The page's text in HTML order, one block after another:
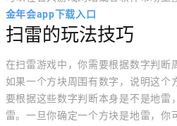
金年会app下载入口
扫雷的玩法技巧
在扫雷游戏中，你需要根据数字判断
如果一个方块周围有数字，说明这个
要根据这些数字判断本身是不是地雷
雷。一旦你确定一个方块是地雷，你